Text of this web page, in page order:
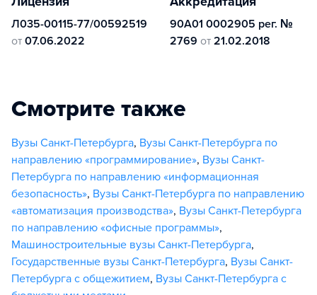
Л035-00115-77/00592519
от 07.06.2022
90А01 0002905 рег. №
2769 от 21.02.2018
Смотрите также
Вузы Санкт-Петербурга, Вузы Санкт-Петербурга по
направлению «программирование», Вузы Санкт-
Петербурга по направлению «информационная
безопасность», Вузы Санкт-Петербурга по направлению
«автоматизация производства», Вузы Санкт-Петербурга
по направлению «офисные программы»,
Машиностроительные вузы Санкт-Петербурга,
Государственные вузы Санкт-Петербурга, Вузы Санкт-
Петербурга с общежитием, Вузы Санкт-Петербурга с